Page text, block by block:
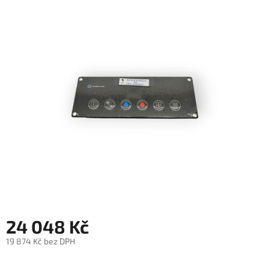
24 048 Kč
19 874 Kč bez DPH